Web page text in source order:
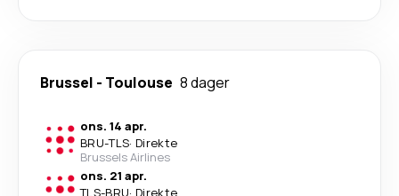
Brussel - Toulouse 8 dager
ons. 14 apr.
BRU-TLS· Direkte
Brussels Airlines
ons. 21 apr.
TLS-BRU· Direkte